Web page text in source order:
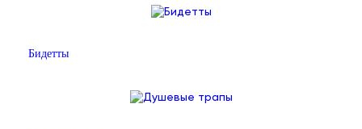
Бидетты